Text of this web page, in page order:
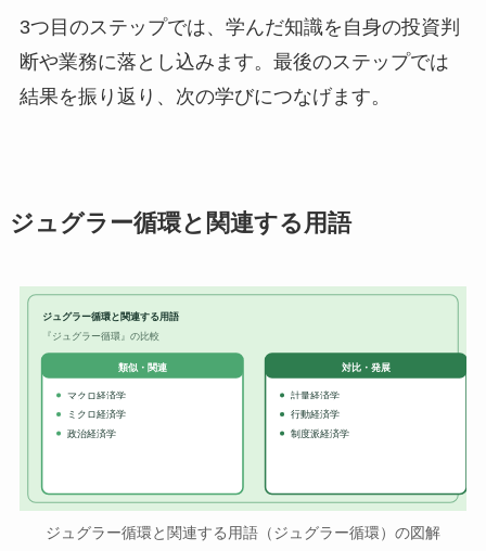
3つ目のステップでは、学んだ知識を自身の投資判
断や業務に落とし込みます。最後のステップでは
結果を振り返り、次の学びにつなげます。
ジュグラー循環と関連する用語
ジュグラー循環と関連する用語
『ジュグラー循環』の比較
類似・関連
マクロ経済学
ミクロ経済学
政治経済学
対比・発展
計量経済学
行動経済学
制度派経済学
ジュグラー循環と関連する用語（ジュグラー循環）の図解